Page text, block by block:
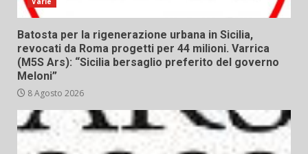
Batosta per la rigenerazione urbana in Sicilia,
revocati da Roma progetti per 44 milioni. Varrica
(M5S Ars): “Sicilia bersaglio preferito del governo
Meloni”
8 Agosto 2026